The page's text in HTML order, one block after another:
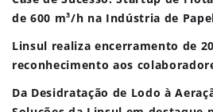
de 600 m³/h na Indústria de
Linsul realiza encerramento de
reconhecimento aos
Da Desidratação de Lodo à